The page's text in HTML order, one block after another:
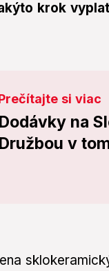
krok
si viac
Dodávky na
Družbou v